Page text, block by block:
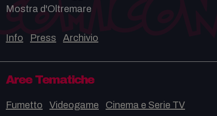
Mostra d'Oltremare
Info Press Archivio
Aree Tematiche
Fumetto Videogame
Cinema e Serie TV